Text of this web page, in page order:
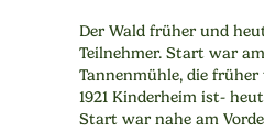
Der Wald früher und
Teilnehmer. Start war
Tannenmühle, die
1921 Kinderheim ist-
Start war nahe am